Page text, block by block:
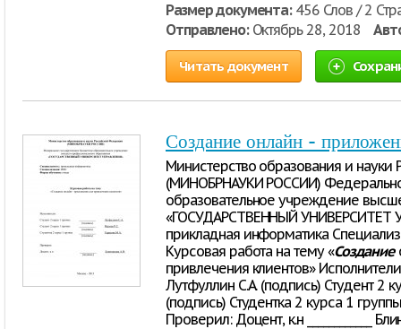
Размер документа:456 Слов / 2
Отправлено:Октябрь 28, 2018
Читать документ
Создание онлайн -
Министерство образования и
(МИНОБРНАУКИ РОССИИ)
образовательное учреждение
«ГОСУДАРСТВЕННЫЙ УНИВЕРСИТЕТ
прикладная информатика
Курсовая работа на тему «Создание
привлечения клиентов» Исполнители:
Лутфуллин С.А. (подпись) Студент 2
(подпись) Студентка 2 курса 1 группы
Проверил: Доцент, к.н ____________